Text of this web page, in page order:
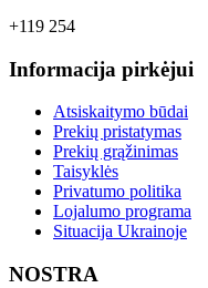
+119 254
Informacija pirkėjui
Atsiskaitymo būdai
Prekių pristatymas
Prekių grąžinimas
Taisyklės
Privatumo politika
Lojalumo programa
Situacija Ukrainoje
NOSTRA